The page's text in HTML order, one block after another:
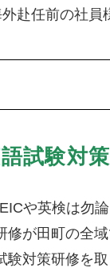
赴任前の社員
試験対
や英検は勿
修が田町の全
験対策研修を